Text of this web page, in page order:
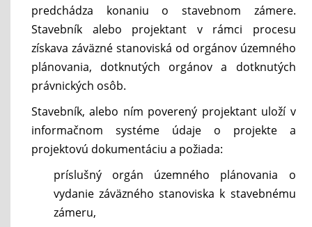
predchádza konaniu o stavebnom zámere.
Stavebník alebo projektant v rámci procesu
získava záväzné stanoviská od orgánov územného
plánovania, dotknutých orgánov a dotknutých
právnických osôb.
Stavebník, alebo ním poverený projektant uloží v
informačnom systéme údaje o projekte a
projektovú dokumentáciu a požiada:
príslušný orgán územného plánovania o
vydanie záväzného stanoviska k stavebnému
zámeru,